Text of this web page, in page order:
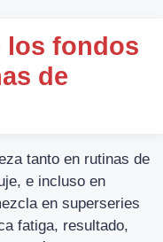
los fondos
de
tanto en rutinas de
e incluso en
en superseries
fatiga, resultado,